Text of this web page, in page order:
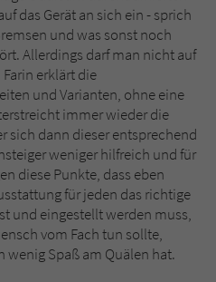
das Gerät an sich ein - sprich
und was sonst noch
Allerdings darf man nicht auf
erklärt die
und Varianten, ohne eine
immer wieder die
sich dann dieser entsprechend
weniger hilfreich und für
diese Punkte, dass eben
für jeden das richtige
und eingestellt werden muss,
vom Fach tun sollte,
wenig Spaß am Quälen hat.